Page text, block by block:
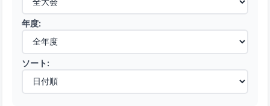
年度:
ソート: